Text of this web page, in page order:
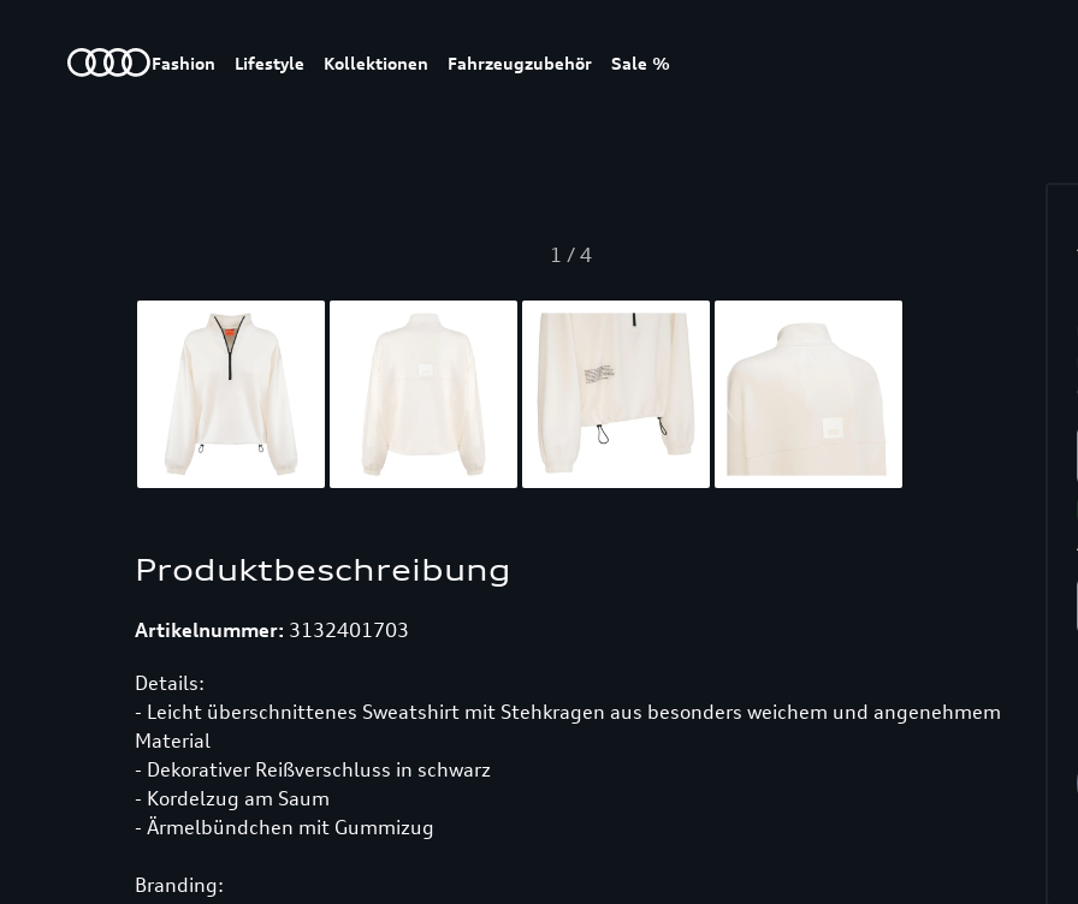
Fashion Lifestyle Kollektionen Fahrzeugzubehör Sale %
1 /4
Produktbeschreibung
Artikelnummer: 3132401703
Details:
- Leicht überschnittenes Sweatshirt mit Stehkragen aus besonders weichem und angenehmem
Material
- Dekorativer Reißverschluss in schwarz
- Kordelzug am Saum
- Ärmelbündchen mit Gummizug
Branding: